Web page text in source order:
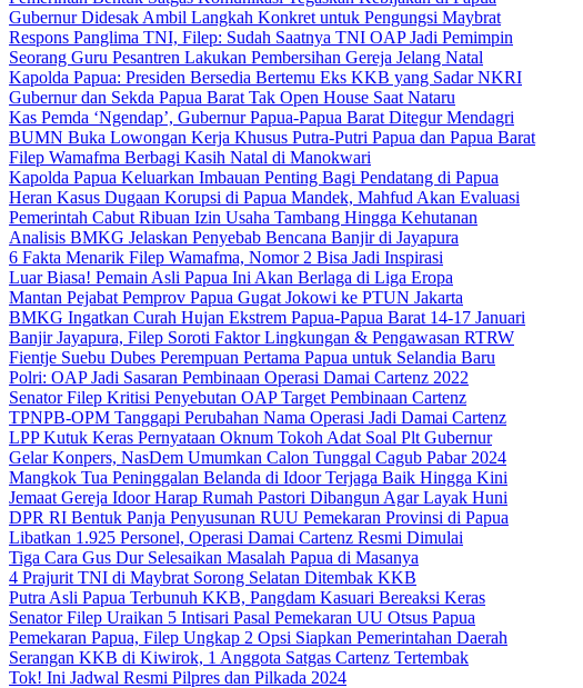
Gubernur Didesak Ambil Langkah Konkret untuk Pengungsi Maybrat
Respons Panglima TNI, Filep: Sudah Saatnya TNI OAP Jadi Pemimpin
Seorang Guru Pesantren Lakukan Pembersihan Gereja Jelang Natal
Kapolda Papua: Presiden Bersedia Bertemu Eks KKB yang Sadar NKRI
Gubernur dan Sekda Papua Barat Tak Open House Saat Nataru
Kas Pemda ‘Ngendap’, Gubernur Papua-Papua Barat Ditegur Mendagri
BUMN Buka Lowongan Kerja Khusus Putra-Putri Papua dan Papua Barat
Filep Wamafma Berbagi Kasih Natal di Manokwari
Kapolda Papua Keluarkan Imbauan Penting Bagi Pendatang di Papua
Heran Kasus Dugaan Korupsi di Papua Mandek, Mahfud Akan Evaluasi
Pemerintah Cabut Ribuan Izin Usaha Tambang Hingga Kehutanan
Analisis BMKG Jelaskan Penyebab Bencana Banjir di Jayapura
6 Fakta Menarik Filep Wamafma, Nomor 2 Bisa Jadi Inspirasi
Luar Biasa! Pemain Asli Papua Ini Akan Berlaga di Liga Eropa
Mantan Pejabat Pemprov Papua Gugat Jokowi ke PTUN Jakarta
BMKG Ingatkan Curah Hujan Ekstrem Papua-Papua Barat 14-17 Januari
Banjir Jayapura, Filep Soroti Faktor Lingkungan & Pengawasan RTRW
Fientje Suebu Dubes Perempuan Pertama Papua untuk Selandia Baru
Polri: OAP Jadi Sasaran Pembinaan Operasi Damai Cartenz 2022
Senator Filep Kritisi Penyebutan OAP Target Pembinaan Cartenz
TPNPB-OPM Tanggapi Perubahan Nama Operasi Jadi Damai Cartenz
LPP Kutuk Keras Pernyataan Oknum Tokoh Adat Soal Plt Gubernur
Gelar Konpers, NasDem Umumkan Calon Tunggal Cagub Pabar 2024
Mangkok Tua Peninggalan Belanda di Idoor Terjaga Baik Hingga Kini
Jemaat Gereja Idoor Harap Rumah Pastori Dibangun Agar Layak Huni
DPR RI Bentuk Panja Penyusunan RUU Pemekaran Provinsi di Papua
Libatkan 1.925 Personel, Operasi Damai Cartenz Resmi Dimulai
Tiga Cara Gus Dur Selesaikan Masalah Papua di Masanya
4 Prajurit TNI di Maybrat Sorong Selatan Ditembak KKB
Putra Asli Papua Terbunuh KKB, Pangdam Kasuari Bereaksi Keras
Senator Filep Uraikan 5 Intisari Pasal Pemekaran UU Otsus Papua
Pemekaran Papua, Filep Ungkap 2 Opsi Siapkan Pemerintahan Daerah
Serangan KKB di Kiwirok, 1 Anggota Satgas Cartenz Tertembak
Tok! Ini Jadwal Resmi Pilpres dan Pilkada 2024